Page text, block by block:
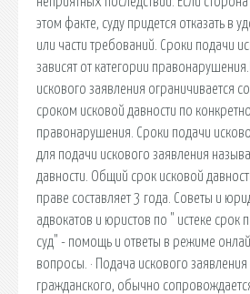
этом факте, суду придется отказать в
или части требований. Сроки подачи
зависят от категории
искового заявления ограничивается
сроком исковой давности по
правонарушения. Сроки подачи
для подачи искового заявления
давности. Общий срок исковой
праве составляет 3 года. Советы и
адвокатов и юристов по " истеке срок
суд" - помощь и ответы в режиме
вопросы. · Подача искового заявления
гражданского, обычно